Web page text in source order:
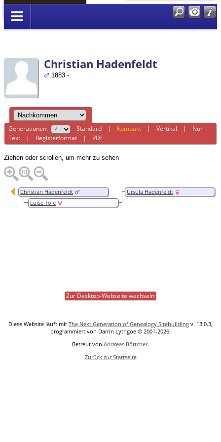
Anmelden
Christian Hadenfeldt
1883 -
Generationen: Standard | Kompakt |Vertikal | Nur
Text | Registerformat | PDF
Ziehen oder scrollen, um mehr zu sehen
Ursula Hadenfeldt
Christian Hadenfeldt
Luise Töle
Zur Desktop-Webseite wechseln
Diese Website läuft mit The Next Generation of Genealogy Sitebuilding v. 13.0.3,
programmiert von Darrin Lythgoe © 2001-2026.
Betreut von Andreas Böttcher.
Zurück zur Startseite